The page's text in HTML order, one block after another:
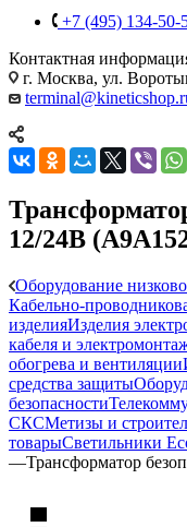
+7 (495) 134-50-
Контактная
г. Москва, ул.
12/24В
Оборудование
Кабельно-
изделияИзделия
кабеля и
обогрева и вентиляции
средства защиты
безопасности
СКСМетизы и
товарыСветильники
—Трансформатор